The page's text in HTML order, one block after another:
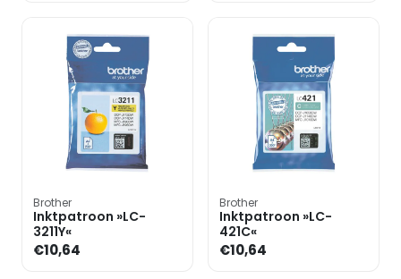
Brother
Inktpatroon »LC-
3211Y«
€10,64
Brother
Inktpatroon »LC-
421C«
€10,64